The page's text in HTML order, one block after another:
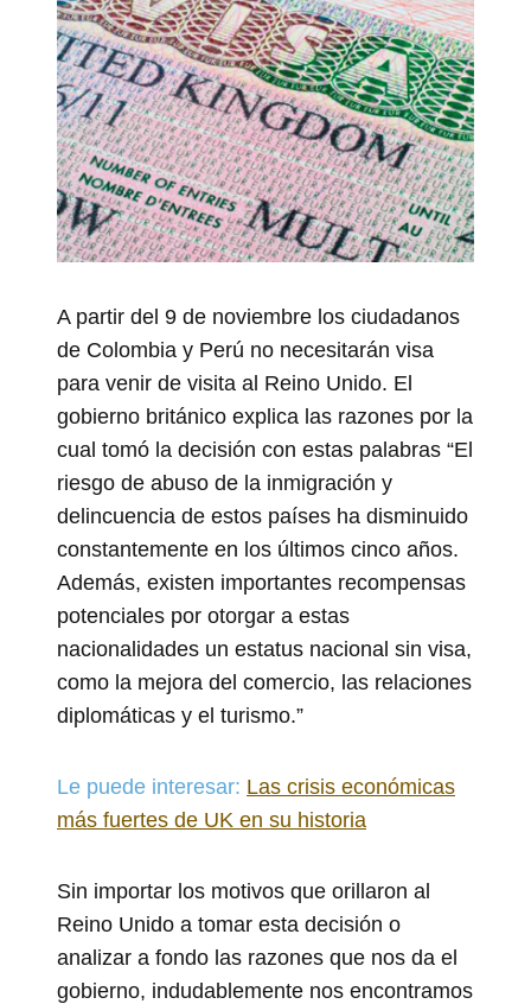
A partir del 9 de noviembre los ciudadanos
de Colombia y Perú no necesitarán visa
para venir de visita al Reino Unido. El
gobierno británico explica las razones por la
cual tomó la decisión con estas palabras “El
riesgo de abuso de la inmigración y
delincuencia de estos países ha disminuido
constantemente en los últimos cinco años.
Además, existen importantes recompensas
potenciales por otorgar a estas
nacionalidades un estatus nacional sin visa,
como la mejora del comercio, las relaciones
diplomáticas y el turismo.”
Le puede interesar: Las crisis económicas
más fuertes de UK en su historia
Sin importar los motivos que orillaron al
Reino Unido a tomar esta decisión o
analizar a fondo las razones que nos da el
gobierno, indudablemente nos encontramos